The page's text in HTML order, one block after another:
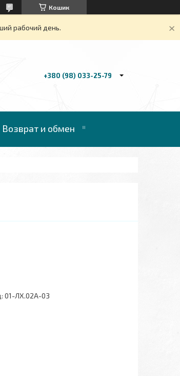
Кошик
рабочий день.
+380 (98) 033-25-79
Возврат и обмен
01-ЛХ.02А-03